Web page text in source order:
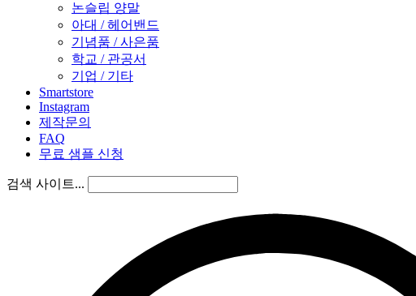
논슬립 양말
아대 / 헤어밴드
기념품 / 사은품
학교 / 관공서
기업 / 기타
Smartstore
Instagram
제작문의
FAQ
무료 샘플 신청
검색 사이트...